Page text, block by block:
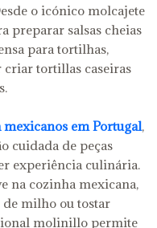
o icónico molcajete
preparar salsas cheias
para tortilhas,
criar tortillas caseiras
em Portugal,
cuidada de peças
experiência culinária.
na cozinha mexicana,
milho ou tostar
molinillo permite